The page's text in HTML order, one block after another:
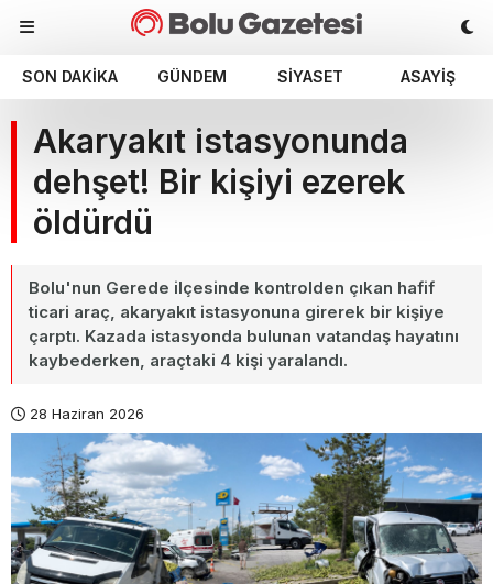
SON DAKIKA GÜNDEM SIYASET ASAYIŞ
Akaryakıt istasyonunda
dehşet! Bir kişiyi ezerek
öldürdü
Bolu'nun Gerede ilçesinde kontrolden çıkan hafif
ticari araç, akaryakıt istasyonuna girerek bir kişiye
çarptı. Kazada istasyonda bulunan vatandaş hayatını
kaybederken, araçtaki 4 kişi yaralandı.
28 Haziran 2026